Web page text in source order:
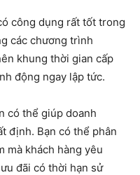
công dụng rất tốt trong
các chương trình
khung thời gian cấp
động ngay lập tức.
có thể giúp doanh
định. Bạn có thể phân
mà khách hàng yêu
đãi có thời hạn sử